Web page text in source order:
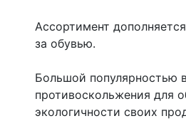
Ассортимент
за обувью.
Большой популярностью
противоскольжения для
экологичности своих